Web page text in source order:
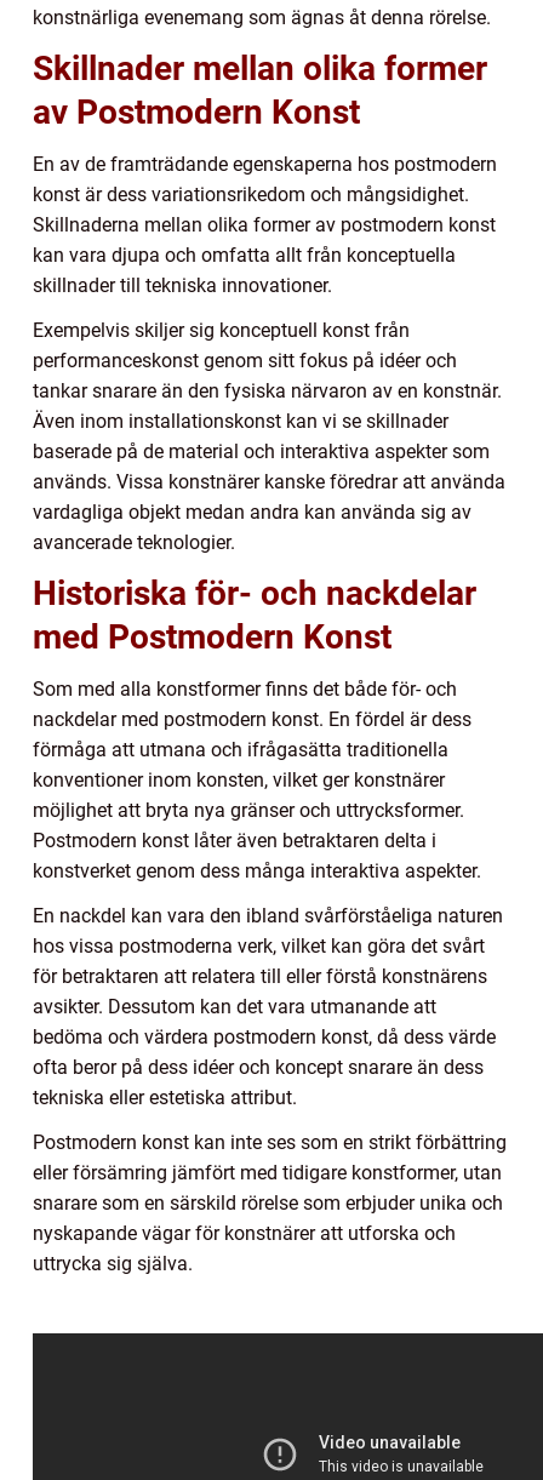
konstnärliga evenemang som ägnas åt denna rörelse.
Skillnader mellan olika former
av Postmodern Konst
En av de framträdande egenskaperna hos postmodern
konst är dess variationsrikedom och mångsidighet.
Skillnaderna mellan olika former av postmodern konst
kan vara djupa och omfatta allt från konceptuella
skillnader till tekniska innovationer.
Exempelvis skiljer sig konceptuell konst från
performanceskonst genom sitt fokus på idéer och
tankar snarare än den fysiska närvaron av en konstnär.
Även inom installationskonst kan vi se skillnader
baserade på de material och interaktiva aspekter som
används. Vissa konstnärer kanske föredrar att använda
vardagliga objekt medan andra kan använda sig av
avancerade teknologier.
Historiska för- och nackdelar
med Postmodern Konst
Som med alla konstformer finns det både för- och
nackdelar med postmodern konst. En fördel är dess
förmåga att utmana och ifrågasätta traditionella
konventioner inom konsten, vilket ger konstnärer
möjlighet att bryta nya gränser och uttrycksformer.
Postmodern konst låter även betraktaren delta i
konstverket genom dess många interaktiva aspekter.
En nackdel kan vara den ibland svårförståeliga naturen
hos vissa postmoderna verk, vilket kan göra det svårt
för betraktaren att relatera till eller förstå konstnärens
avsikter. Dessutom kan det vara utmanande att
bedöma och värdera postmodern konst, då dess värde
ofta beror på dess idéer och koncept snarare än dess
tekniska eller estetiska attribut.
Postmodern konst kan inte ses som en strikt förbättring
eller försämring jämfört med tidigare konstformer, utan
snarare som en särskild rörelse som erbjuder unika och
nyskapande vägar för konstnärer att utforska och
uttrycka sig själva.